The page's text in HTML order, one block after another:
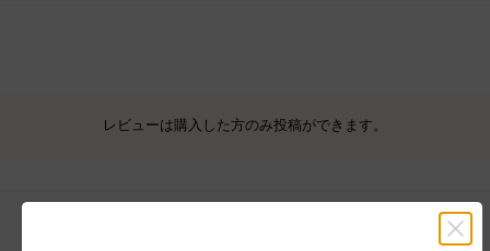
レビューは購入した方のみ投稿ができます。